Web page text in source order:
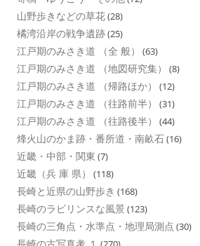
山野歩きなどの草花(28)
橘湾沿岸の戦争遺跡(25)
江戸期のみさき道 （全 般） (63)
江戸期のみさき道 （地図研究集） (8)
江戸期のみさき道 （帰路ほか） (12)
江戸期のみさき道 （往路前半） (31)
江戸期のみさき道 （往路後半） (44)
烽火山のかま跡・番所道・南畝石(16)
近畿・中部・関東 (7)
近畿（兵 庫 県） (118)
長崎と近県の山野歩き (168)
長崎のラビリンスな風景 (123)
長崎の三角点・水準点・地理局測点 (30)